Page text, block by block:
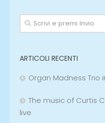
ARTICOLI RECENTI
Organ Madness Trio
The music of Curtis
live